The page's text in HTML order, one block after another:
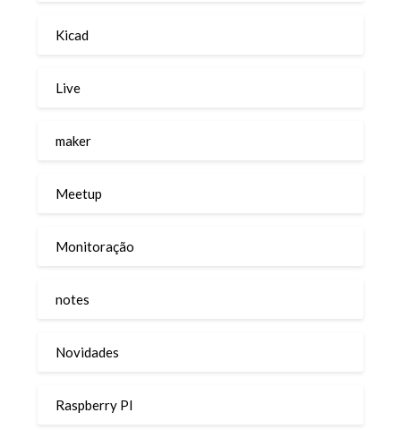
Kicad
Live
maker
Meetup
Monitoração
notes
Novidades
Raspberry PI